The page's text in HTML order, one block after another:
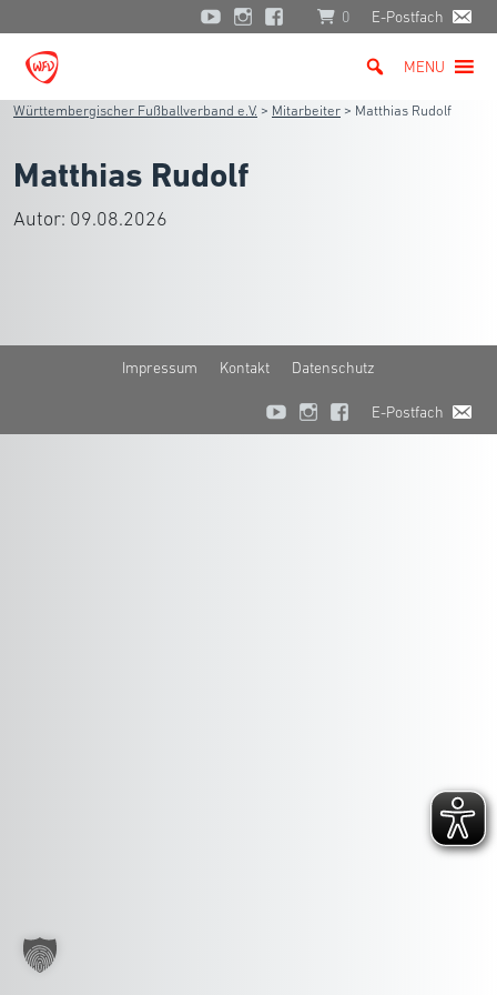
0 E-Postfach
MENU
Württembergischer Fußballverband e.V. > Mitarbeiter > Matthias Rudolf
Matthias Rudolf
Autor: 09.08.2026
Impressum Kontakt Datenschutz
E-Postfach